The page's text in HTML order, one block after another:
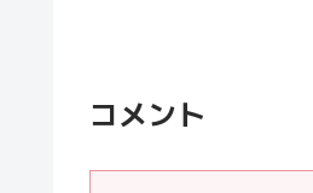
コメント